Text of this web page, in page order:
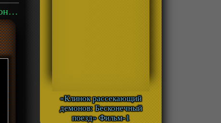
Аниме «Граница пустоты 8: Эпилог» ОВА-1 смотреть онлайн
«Клинок рассекающий
демонов: Бесконечный
поезд» Фильм-1